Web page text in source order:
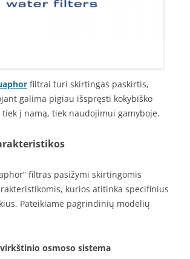
filtrai turi skirtingas paskirtis,
galima pigiau išspręsti kokybiško
į namą, tiek naudojimui gamyboje.
filtras pasižymi skirtingomis
kurios atitinka specifinius
Pateikiame pagrindinių modelių
osmoso sistema